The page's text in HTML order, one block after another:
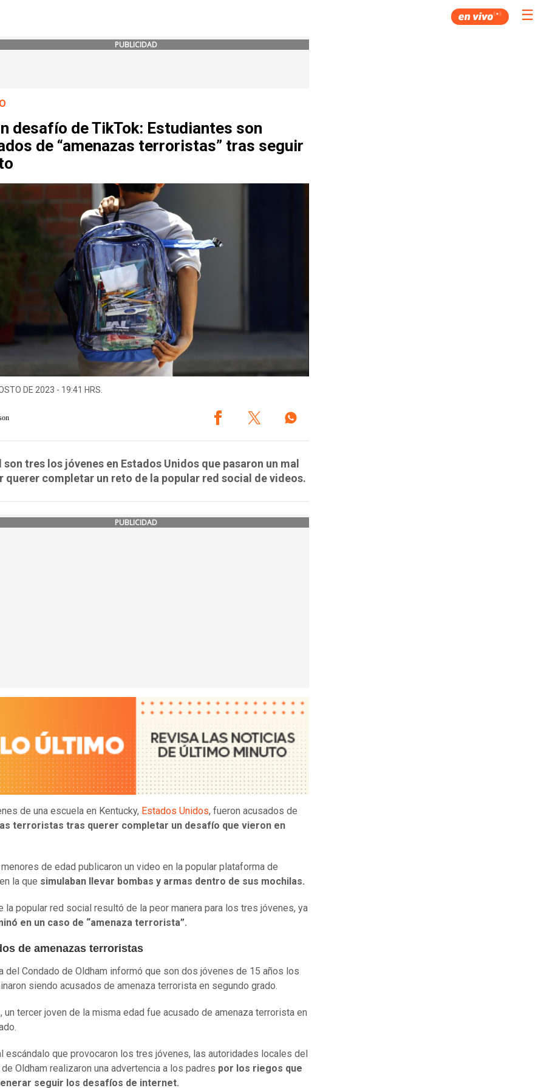
☰
PUBLICIDAD
desafío de TikTok: Estudiantes son
de “amenazas terroristas” tras seguir
DE 2023 - 19:41 HRS.
son tres los jóvenes en Estados Unidos que pasaron un mal
querer completar un reto de la popular red social de videos.
PUBLICIDAD
de una escuela en Kentucky, Estados Unidos, fueron acusados de
terroristas tras querer completar un desafío que vieron en
de edad publicaron un video en la popular plataforma de
la que simulaban llevar bombas y armas dentro de sus mochilas.
la popular red social resultó de la peor manera para los tres jóvenes, ya
en un caso de “amenaza terrorista”.
de amenazas terroristas
del Condado de Oldham informó que son dos jóvenes de 15 años los
siendo acusados de amenaza terrorista en segundo grado.
un tercer joven de la misma edad fue acusado de amenaza terrorista en
escándalo que provocaron los tres jóvenes, las autoridades locales del
Oldham realizaron una advertencia a los padres por los riegos que
seguir los desafíos de internet.